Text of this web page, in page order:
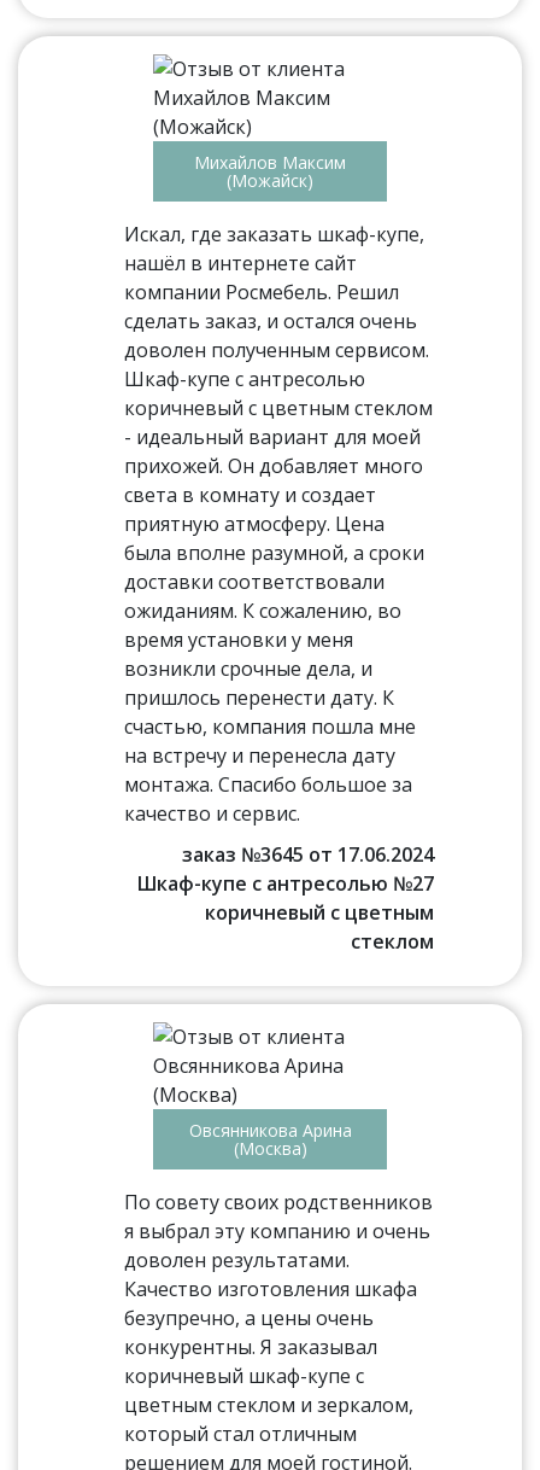
Михайлов Максим
(Можайск)
Искал, где заказать шкаф-купе,
нашёл в интернете сайт
компании Росмебель. Решил
сделать заказ, и остался очень
доволен полученным сервисом.
Шкаф-купе с антресолью
коричневый с цветным стеклом
- идеальный вариант для моей
прихожей. Он добавляет много
света в комнату и создает
приятную атмосферу. Цена
была вполне разумной, а сроки
доставки соответствовали
ожиданиям. К сожалению, во
время установки у меня
возникли срочные дела, и
пришлось перенести дату. К
счастью, компания пошла мне
на встречу и перенесла дату
монтажа. Спасибо большое за
качество и сервис.
заказ №3645 от 17.06.2024
Шкаф-купе с антресолью №27
коричневый с цветным
стеклом
Овсянникова Арина
(Москва)
По совету своих родственников
я выбрал эту компанию и очень
доволен результатами.
Качество изготовления шкафа
безупречно, а цены очень
конкурентны. Я заказывал
коричневый шкаф-купе с
цветным стеклом и зеркалом,
который стал отличным
решением для моей гостиной.